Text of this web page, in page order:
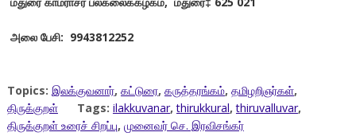
அலை பேசி: 9943812252
Topics: இலக்குவனார், கட்டுரை, கருத்தரங்கம், தமிழறிஞர்கள்,
திருக்குறள்
Tags: ilakkuvanar,thirukkural,thiruvalluvar,
திருக்குறள் உரைச் சிறப்பு, முனைவர் செ. இரவிசங்கர்